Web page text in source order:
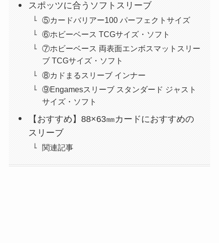
スポッツに合うソフトスリーブ
⑤カードバリアー100 パーフェクトサイズ
⑥ホビーベース TCGサイズ・ソフト
⑦ホビーベース 両表面エンボスマットスリー
ブ TCGサイズ・ソフト
⑧カドまるスリーブ インナー
⑨Engamesスリーブ スタンダード ジャスト
サイズ・ソフト
【おすすめ】88×63㎜カードにおすすめの
スリーブ
関連記事